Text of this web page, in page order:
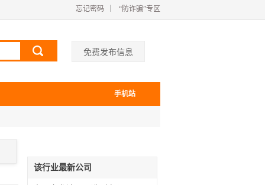
忘记密码 “防诈骗”专区
免费发布信息
手机站
该行业最新公司